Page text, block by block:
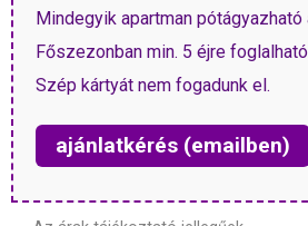
Mindegyik apartman
Főszezonban min. 5 éjre
Szép kártyát nem fogadunk el.
ajánlatkérés (emailben)